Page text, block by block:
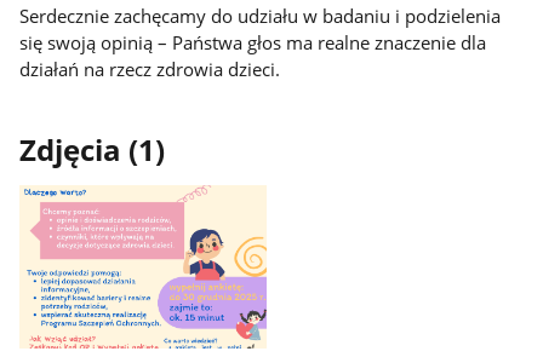
Serdecznie zachęcamy do udziału w badaniu i podzielenia
się swoją opinią – Państwa głos ma realne znaczenie dla
działań na rzecz zdrowia dzieci.
Zdjęcia (1)